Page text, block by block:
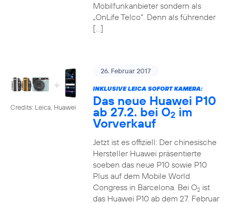
Mobilfunkanbieter sondern als
„OnLife Telco“. Denn als führender
[…]
Credits: Leica, Huawei
26. Februar 2017
INKLUSIVE LEICA SOFORT KAMERA:
Das neue Huawei P10
ab 27.2. bei O2 im
Vorverkauf
Jetzt ist es offiziell: Der chinesische
Hersteller Huawei präsentierte
soeben das neue P10 sowie P10
Plus auf dem Mobile World
Congress in Barcelona. Bei O2ist
das Huawei P10 ab dem 27. Februar